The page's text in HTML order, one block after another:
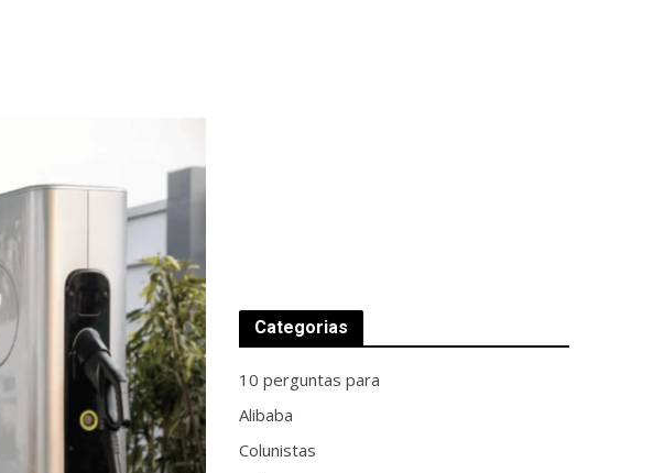
Categorias
10 perguntas para
Alibaba
Colunistas